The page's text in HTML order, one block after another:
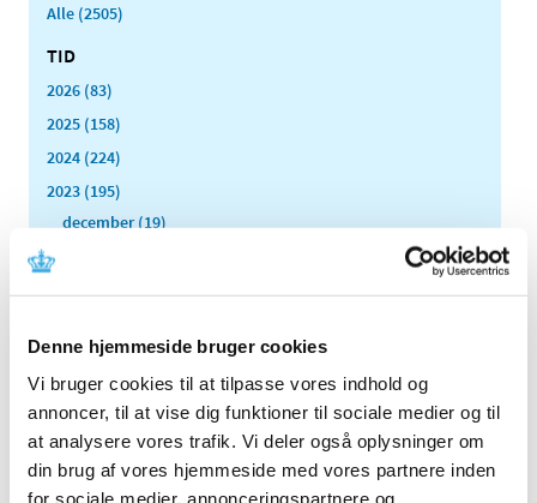
Denne hjemmeside bruger cookies
Vi bruger cookies til at tilpasse vores indhold og
annoncer, til at vise dig funktioner til sociale medier og til
at analysere vores trafik. Vi deler også oplysninger om
din brug af vores hjemmeside med vores partnere inden
for sociale medier, annonceringspartnere og
Alle (2505)
TID
2026 (83)
2025 (158)
2024 (224)
2023 (195)
december (19)
august (11)
juli (6)
juni (13)
maj (18)
april (13)